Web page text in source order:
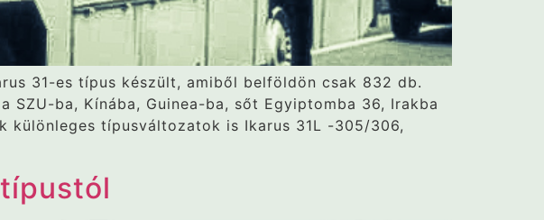
31-es típus készült, amiből belföldön csak 832 db.
ba, Kínába, Guinea-ba, sőt Egyiptomba 36, Irakba
típusváltozatok is Ikarus 31L -305/306,